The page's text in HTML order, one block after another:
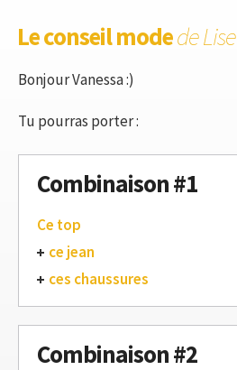
Le conseil modede Lise
Bonjour Vanessa :)
Tu pourras porter :
Combinaison #1
Ce top
ce jean
ces chaussures
Combinaison #2